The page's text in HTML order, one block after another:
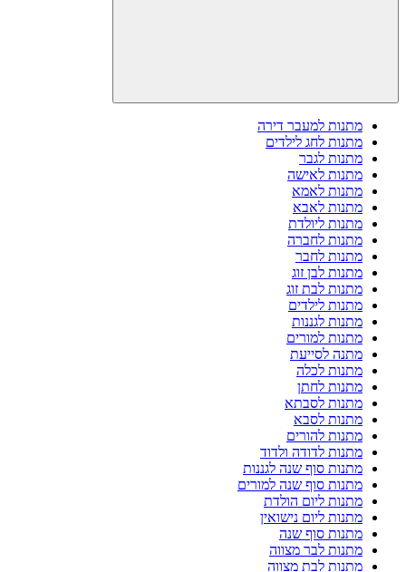
מתנות למעבר דירה
מתנות לחג לילדים
מתנות לגבר
מתנות לאישה
מתנות לאמא
מתנות לאבא
מתנות ליולדת
מתנות לחברה
מתנות לחבר
מתנות לבן זוג
מתנות לבת זוג
מתנות לילדים
מתנות לגננות
מתנות למורים
מתנה לסייעת
מתנות לכלה
מתנות לחתן
מתנות לסבתא
מתנות לסבא
מתנות להורים
מתנות לדודה ולדוד
מתנות סוף שנה לגננות
מתנות סוף שנה למורים
מתנות ליום הולדת
מתנות ליום נישואין
מתנות סוף שנה
מתנות לבר מצווה
מתנות לבת מצווה